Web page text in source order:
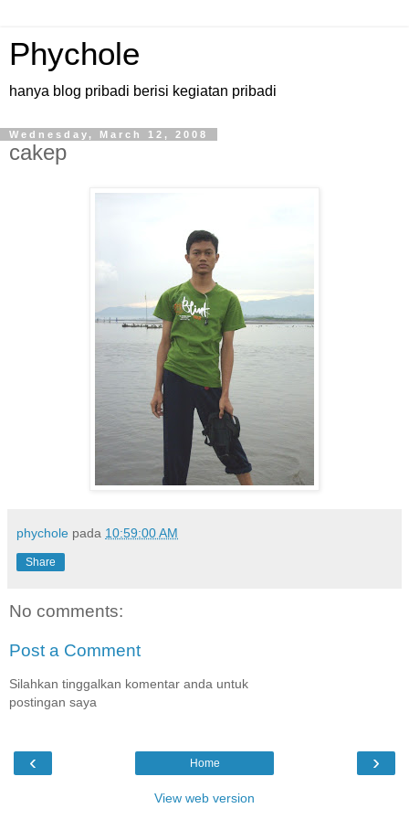
Phychole
hanya blog pribadi berisi kegiatan pribadi
Wednesday, March 12, 2008
cakep
phychole pada 10:59:00 AM
Share
No comments:
Post a Comment
Silahkan tinggalkan komentar anda untuk
postingan saya
‹ ›
Home
View web version